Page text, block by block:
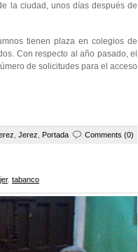
la ciudad, unos días después de
tienen plaza en colegios de
Con respecto al año pasado, el
de solicitudes para el acceso
Jerez Portada Comments (0)
, tabanco